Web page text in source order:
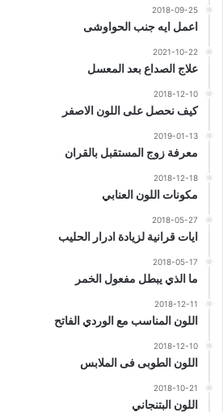
2018-09-25
اعمل ايه جنب الحواوشى
2021-10-22
علاج الصداع بعد المعسل
2018-12-10
كيف نحصل على اللون الاصفر
2019-01-13
معرفة زوج المستقبل بالقران
2018-12-18
مكونات اللون العنابي
2018-05-27
ايات قرانية لزيادة ادرار الحليب
2018-05-17
ما الذي يبطل مفعول الخمر
2018-12-11
اللون المناسب مع الوردي الفاتح
2018-12-10
اللون الطوبى فى الملابس
2018-10-21
اللون البتنجاني